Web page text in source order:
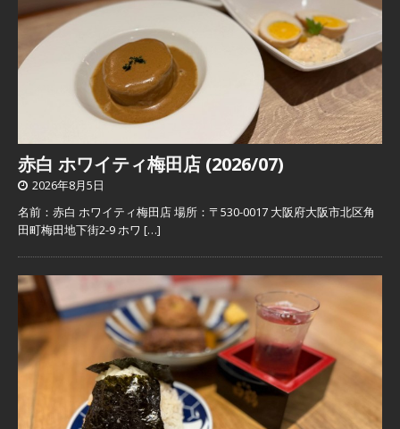
赤白 ホワイティ梅田店 (2026/07)
2026年8月5日
名前：赤白 ホワイティ梅田店 場所：〒530-0017 大阪府大阪市北区角
田町梅田地下街2-9 ホワ […]